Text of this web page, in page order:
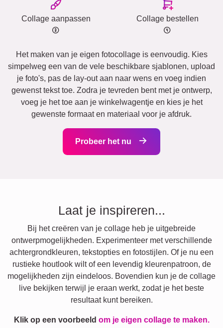
Collage aanpassen Collage bestellen
Het maken van je eigen fotocollage is eenvoudig. Kies
simpelweg een van de vele beschikbare sjablonen, upload
je foto's, pas de lay-out aan naar wens en voeg indien
gewenst tekst toe. Zodra je tevreden bent met je ontwerp,
voeg je het toe aan je winkelwagentje en kies je het
gewenste formaat en materiaal voor je afdruk.
Probeer het nu
Laat je inspireren...
Bij het creëren van je collage heb je uitgebreide
ontwerpmogelijkheden. Experimenteer met verschillende
achtergrondkleuren, tekstopties en fotostijlen. Of je nu een
rustieke houtlook wilt of een levendig kleurenpatroon, de
mogelijkheden zijn eindeloos. Bovendien kun je de collage
live bekijken terwijl je eraan werkt, zodat je het beste
resultaat kunt bereiken.
Klik op een voorbeeld om je eigen collage te maken.